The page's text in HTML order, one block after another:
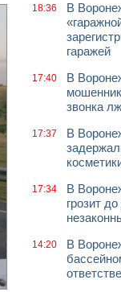
18:36
В
гаражей
17:40
В
звонка
17:37
В
17:34
В
грозит
14:20
В